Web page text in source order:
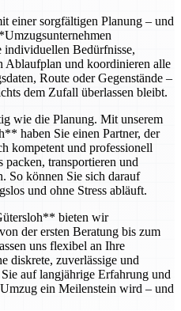
einer sorgfältigen Planung – und
Bedürfnisse,
Ablaufplan und koordinieren alle
Route oder Gegenstände –
dem Zufall überlassen bleibt.
wie die Planung. Mit unserem
haben Sie einen Partner, der
kompetent und professionell
packen, transportieren und
So können Sie sich darauf
und ohne Stress abläuft.
bieten wir
der ersten Beratung bis zum
uns flexibel an Ihre
diskrete, zuverlässige und
auf langjährige Erfahrung und
ein Meilenstein wird – und